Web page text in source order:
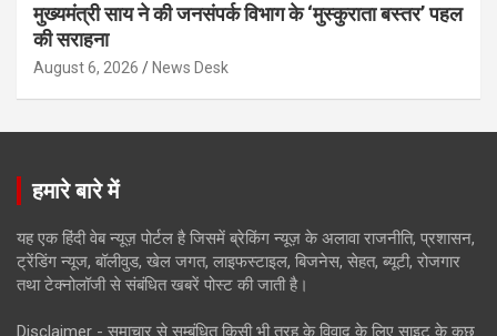
मुख्यमंत्री साय ने की जनसंपर्क विभाग के ‘मुस्कुराता बस्तर’ पहल
की सराहना
August 6, 2026 News Desk
हमारे बारे में
यह एक हिंदी वेब न्यूज़ पोर्टल है जिसमें ब्रेकिंग न्यूज़ के अलावा राजनीति, प्रशासन,
ट्रेंडिंग न्यूज, बॉलीवुड, खेल जगत, लाइफस्टाइल, बिजनेस, सेहत, ब्यूटी, रोजगार
तथा टेक्नोलॉजी से संबंधित खबरें पोस्ट की जाती है।
Disclaimer - समाचार से सम्बंधित किसी भी तरह के विवाद के लिए साइट के कुछ